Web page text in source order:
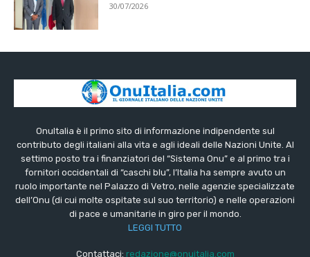
30/07/2026
OnuItalia è il primo sito di informazione indipendente sul
contributo degli italiani alla vita e agli ideali delle Nazioni Unite. Al
settimo posto tra i finanziatori del “Sistema Onu” e al primo tra i
fornitori occidentali di “caschi blu”, l’Italia ha sempre avuto un
ruolo importante nel Palazzo di Vetro, nelle agenzie specializzate
dell’Onu (di cui molte ospitate sul suo territorio) e nelle operazioni
di pace e umanitarie in giro per il mondo.
LEGGI TUTTO
Contattaci: redazione@onuitalia.com